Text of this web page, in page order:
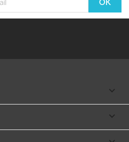

